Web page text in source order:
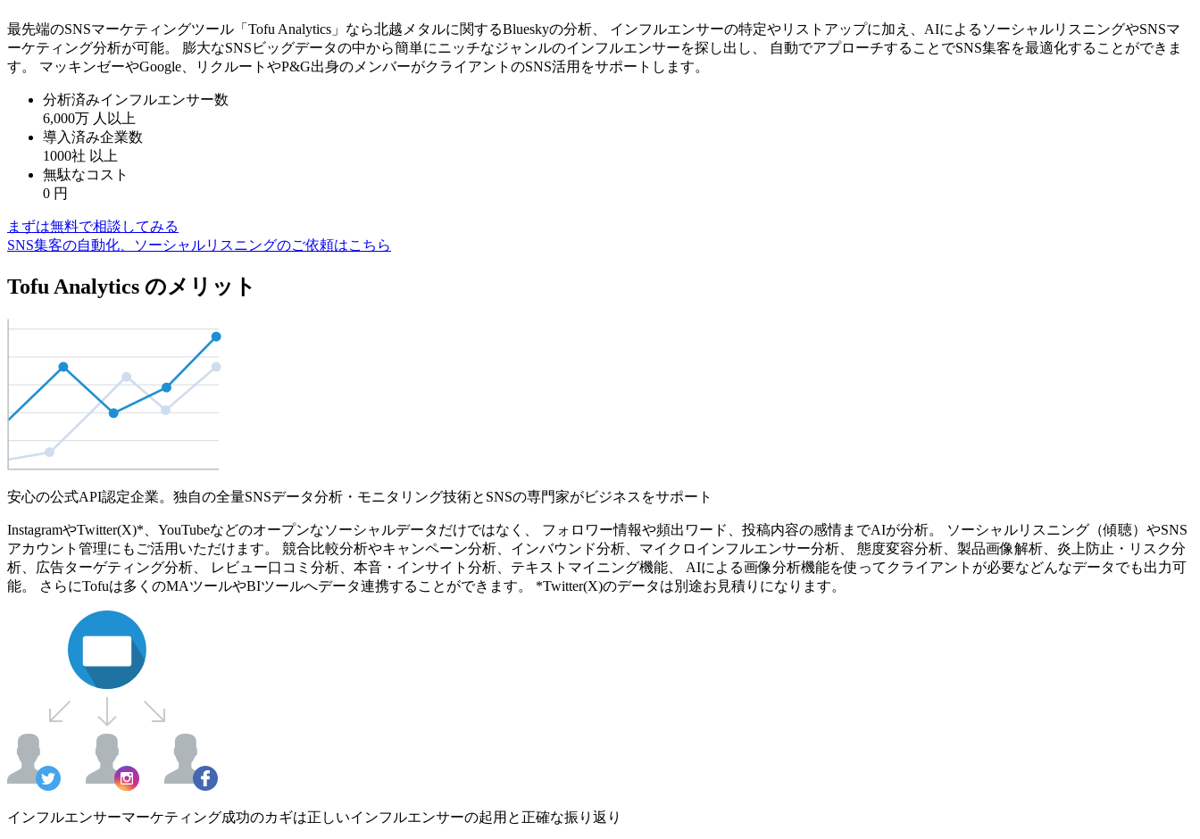
最先端のSNSマーケティングツール「Tofu Analytics」なら北越メタルに関するBlueskyの分析、 インフルエンサーの特定やリストアップに加え、AIによるソーシャルリスニングやSNSマ
ーケティング分析が可能。 膨大なSNSビッグデータの中から簡単にニッチなジャンルのインフルエンサーを探し出し、 自動でアプローチすることでSNS集客を最適化することができま
す。 マッキンゼーやGoogle、リクルートやP&G出身のメンバーがクライアントのSNS活用をサポートします。
分析済みインフルエンサー数
6,000万 人以上
導入済み企業数
1000社 以上
無駄なコスト
0 円
まずは無料で相談してみる
SNS集客の自動化、ソーシャルリスニングのご依頼はこちら
Tofu Analytics のメリット
安心の公式API認定企業。独自の全量SNSデータ分析・モニタリング技術とSNSの専門家がビジネスをサポート
InstagramやTwitter(X)*、YouTubeなどのオープンなソーシャルデータだけではなく、 フォロワー情報や頻出ワード、投稿内容の感情までAIが分析。 ソーシャルリスニング（傾聴）やSNS
アカウント管理にもご活用いただけます。 競合比較分析やキャンペーン分析、インバウンド分析、マイクロインフルエンサー分析、 態度変容分析、製品画像解析、炎上防止・リスク分
析、広告ターゲティング分析、 レビュー口コミ分析、本音・インサイト分析、テキストマイニング機能、 AIによる画像分析機能を使ってクライアントが必要などんなデータでも出力可
能。 さらにTofuは多くのMAツールやBIツールへデータ連携することができます。 *Twitter(X)のデータは別途お見積りになります。
インフルエンサーマーケティング成功のカギは正しいインフルエンサーの起用と正確な振り返り